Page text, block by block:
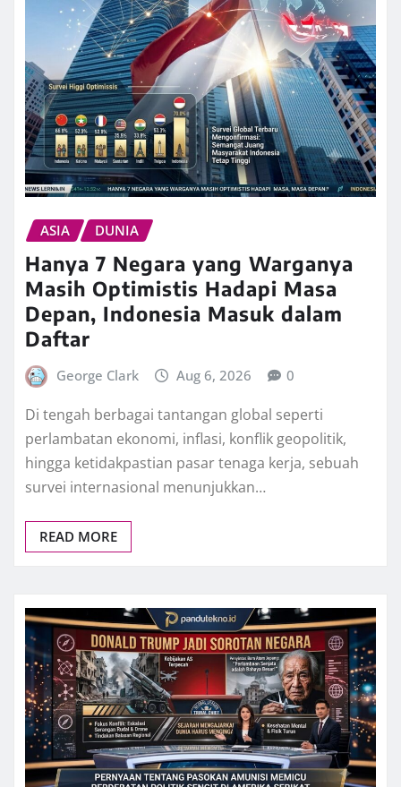
ASIA DUNIA
Hanya 7 Negara yang Warganya
Masih Optimistis Hadapi Masa
Depan, Indonesia Masuk dalam
Daftar
George Clark Aug 6, 2026 0
Di tengah berbagai tantangan global seperti
perlambatan ekonomi, inflasi, konflik geopolitik,
hingga ketidakpastian pasar tenaga kerja, sebuah
survei internasional menunjukkan…
READ MORE